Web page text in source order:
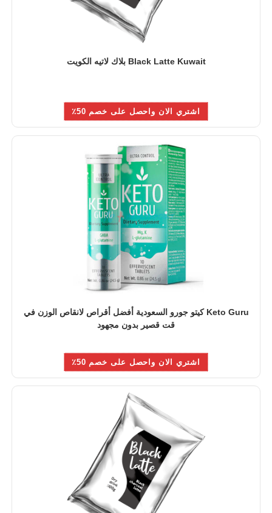
Black Latte Kuwait بلاك لاتيه الكويت
اشتري الان واحصل على خصم 50٪
Keto Guru كيتو جورو السعودية أفضل أقراص لانقاص الوزن في
قت قصير بدون مجهود
اشتري الان واحصل على خصم 50٪